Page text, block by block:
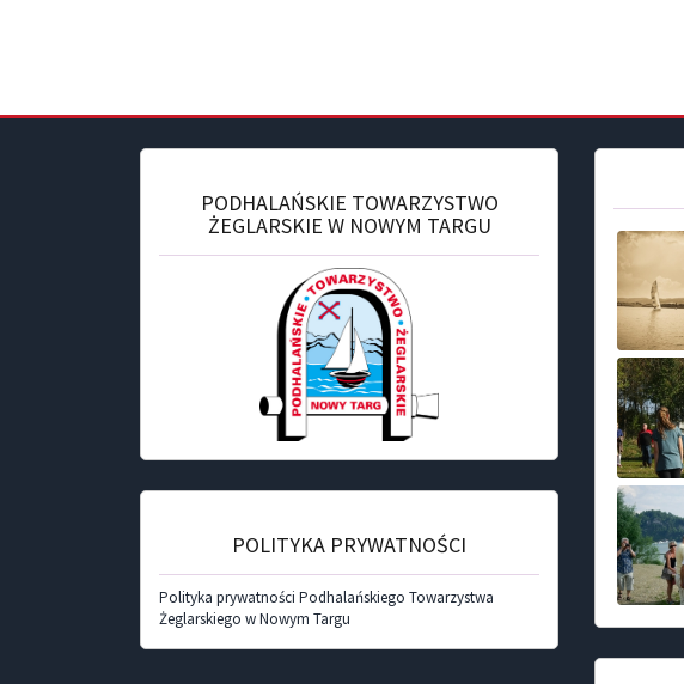
PODHALAŃSKIE TOWARZYSTWO
ŻEGLARSKIE W NOWYM TARGU
POLITYKA PRYWATNOŚCI
Polityka prywatności Podhalańskiego Towarzystwa
Żeglarskiego w Nowym Targu